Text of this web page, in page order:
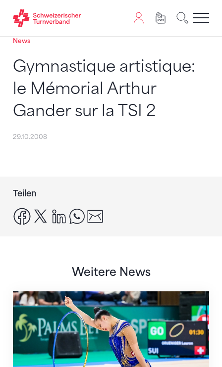
Zum Inhalt springen
Zur Sitemap navigieren
Zum Navigieren dieser Seite wird JavaScript benötigt.
News
Gymnastique artistique:
le Mémorial Arthur
Gander sur la TSI 2
29.10.2008
Teilen
facebook
x linkedinwhatsapp
Weitere News
Nächster Halt: Weltmeisterschaft